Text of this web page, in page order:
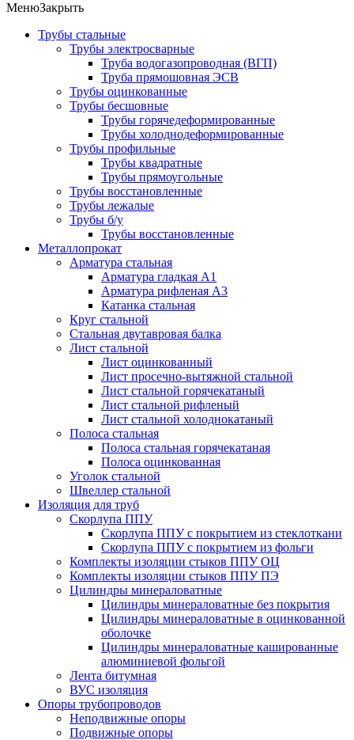
МенюЗакрыть
Трубы стальные
Трубы электросварные
Труба водогазопроводная (ВГП)
Труба прямошовная ЭСВ
Трубы оцинкованные
Трубы бесшовные
Трубы горячедеформированные
Трубы холоднодеформированные
Трубы профильные
Трубы квадратные
Трубы прямоугольные
Трубы восстановленные
Трубы лежалые
Трубы б/у
Трубы восстановленные
Металлопрокат
Арматура стальная
Арматура гладкая А1
Арматура рифленая А3
Катанка стальная
Круг стальной
Стальная двутавровая балка
Лист стальной
Лист оцинкованный
Лист просечно-вытяжной стальной
Лист стальной горячекатаный
Лист стальной рифленый
Лист стальной холоднокатаный
Полоса стальная
Полоса стальная горячекатаная
Полоса оцинкованная
Уголок стальной
Швеллер стальной
Изоляция для труб
Скорлупа ППУ
Скорлупа ППУ с покрытием из стеклоткани
Скорлупа ППУ с покрытием из фольги
Комплекты изоляции стыков ППУ ОЦ
Комплекты изоляции стыков ППУ ПЭ
Цилиндры минераловатные
Цилиндры минераловатные без покрытия
Цилиндры минераловатные в оцинкованной
оболочке
Цилиндры минераловатные кашированные
алюминиевой фольгой
Лента битумная
ВУС изоляция
Опоры трубопроводов
Неподвижные опоры
Подвижные опоры